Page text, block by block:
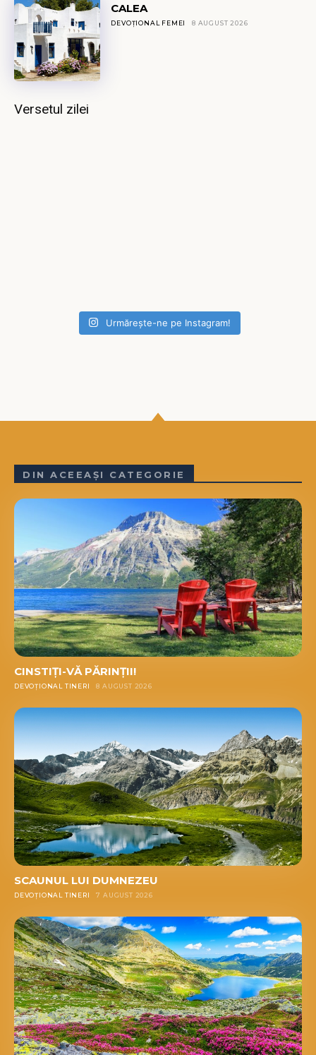
CALEA
DEVOȚIONAL FEMEI 8 AUGUST 2026
Versetul zilei
Urmărește-ne pe Instagram!
DIN ACEEAȘI CATEGORIE
CINSTIȚI-VĂ PĂRINȚII!
DEVOȚIONAL TINERI 8 AUGUST 2026
SCAUNUL LUI DUMNEZEU
DEVOȚIONAL TINERI 7 AUGUST 2026